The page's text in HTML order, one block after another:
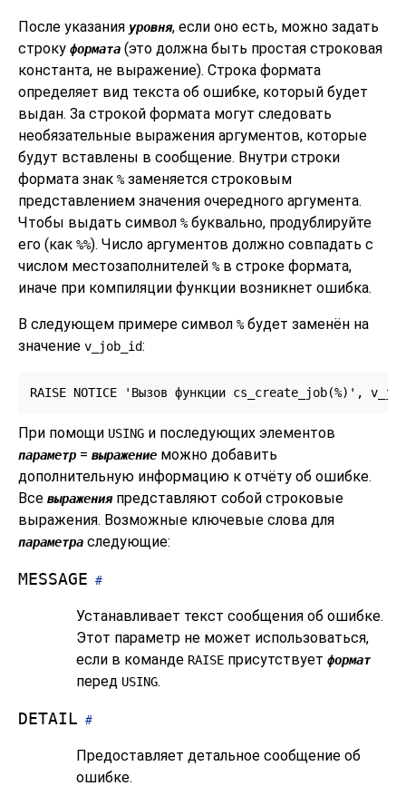
После указания уровня, если оно есть, можно задать
строку формата (это должна быть простая строковая
константа, не выражение). Строка формата
определяет вид текста об ошибке, который будет
выдан. За строкой формата могут следовать
необязательные выражения аргументов, которые
будут вставлены в сообщение. Внутри строки
формата знак %заменяется строковым
представлением значения очередного аргумента.
Чтобы выдать символ %буквально, продублируйте
его (как %%). Число аргументов должно совпадать с
числом местозаполнителей %в строке формата,
иначе при компиляции функции возникнет ошибка.
В следующем примере символ %будет заменён на
значение v_job_id:
RAISE NOTICE 'Вызов функции cs_create_job(%)',
При помощи USING и последующих элементов
параметр = выражение можно добавить
дополнительную информацию к отчёту об ошибке.
Все выраженияпредставляют собой строковые
выражения. Возможные ключевые слова для
параметра следующие:
MESSAGE #
Устанавливает текст сообщения об ошибке.
Этот параметр не может использоваться,
если в команде RAISE присутствует формат
перед USING.
DETAIL #
Предоставляет детальное сообщение об
ошибке.